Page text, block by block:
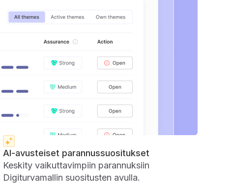
AI-avusteiset parannussuositukset
Keskity vaikuttavimpiin parannuksiin
Digiturvamallin suositusten avulla.